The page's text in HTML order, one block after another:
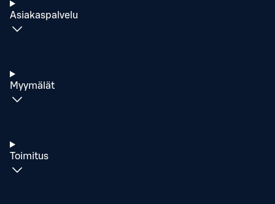
Asiakaspalvelu
Myymälät
Toimitus